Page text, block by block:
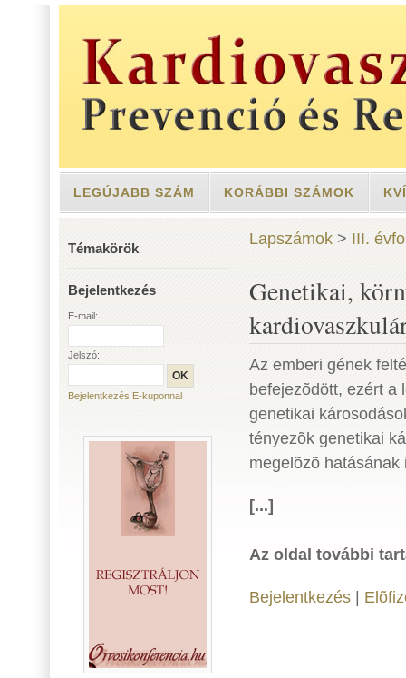
LEGÚJABB SZÁM KORÁBBI SZÁMOK
Témakörök
Bejelentkezés
E-mail:
Jelszó:
Bejelentkezés E-kuponnal
Lapszámok > III.
Genetikai,
Az emberi gének
befejezõdött, ezért a
genetikai
tényezõk genetikai
megelõzõ hatásának
[...]
Az oldal további
Bejelentkezés